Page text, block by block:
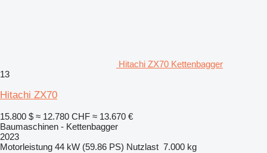
Hitachi ZX70 Kettenbagger
13
Hitachi ZX70
15.800 $ ≈ 12.780 CHF ≈ 13.670 €
Baumaschinen - Kettenbagger
2023
Motorleistung 44 kW (59.86 PS) Nutzlast 7.000 kg